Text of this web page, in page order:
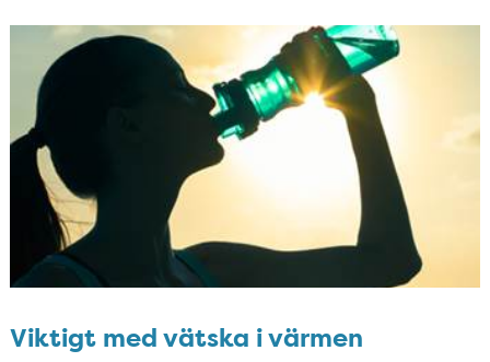
Viktigt med vätska i värmen